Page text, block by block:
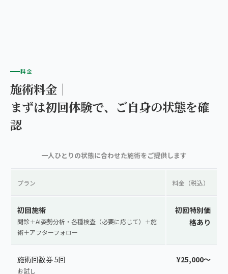
料金
施術料金｜
まずは初回体験で、ご自身の状態を確
認
一人ひとりの状態に合わせた施術をご提供します
プラン 料金（税込）
初回施術
問診＋AI姿勢分析・各種検査（必要に応じて）＋施
術＋アフターフォロー
初回特別価
格あり
施術回数券 5回
お試し
¥25,000〜